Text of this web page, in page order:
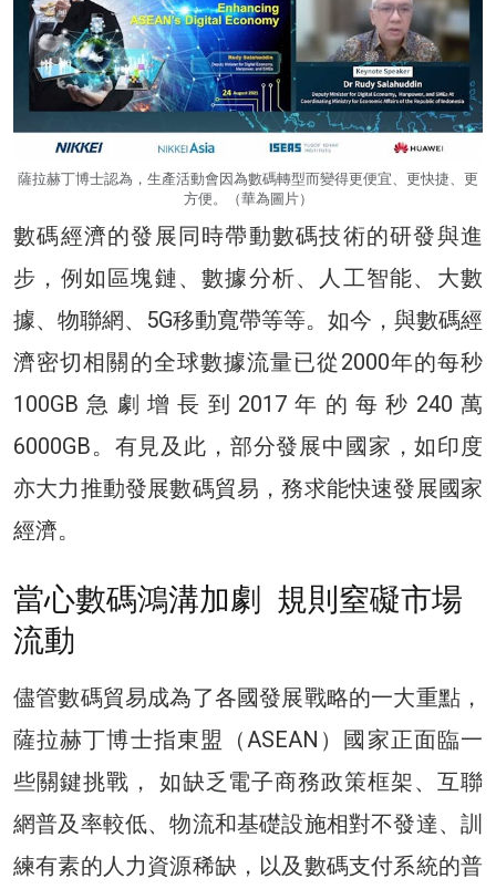
薩拉赫丁博士認為，生產活動會因為數碼轉型而變得更便宜、更快捷、更
方便。（華為圖片）
數碼經濟的發展同時帶動數碼技術的研發與進
步，例如區塊鏈、數據分析、人工智能、大數
據、物聯網、5G移動寬帶等等。如今，與數碼經
濟密切相關的全球數據流量已從2000年的每秒
100GB急劇增長到2017年的每秒240萬
6000GB。有見及此，部分發展中國家，如印度
亦大力推動發展數碼貿易，務求能快速發展國家
經濟。
當心數碼鴻溝加劇 規則窒礙市場
流動
儘管數碼貿易成為了各國發展戰略的一大重點，
薩拉赫丁博士指東盟（ASEAN）國家正面臨一
些關鍵挑戰， 如缺乏電子商務政策框架、互聯
網普及率較低、物流和基礎設施相對不發達、訓
練有素的人力資源稀缺，以及數碼支付系統的普